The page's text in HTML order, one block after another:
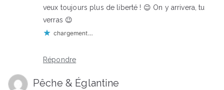
veux toujours plus de liberté ! 😉 On y arrivera, tu
verras 😉
chargement…
Répondre
Pêche & Églantine